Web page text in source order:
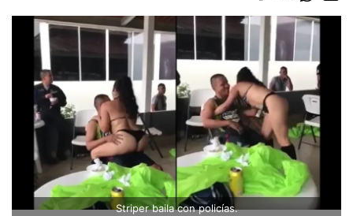
Striper baila con policías.